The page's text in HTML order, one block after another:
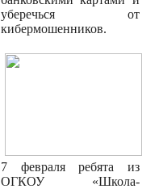
уберечься от
кибермошенников.
7 февраля ребята из
ОГКОУ «Школа-